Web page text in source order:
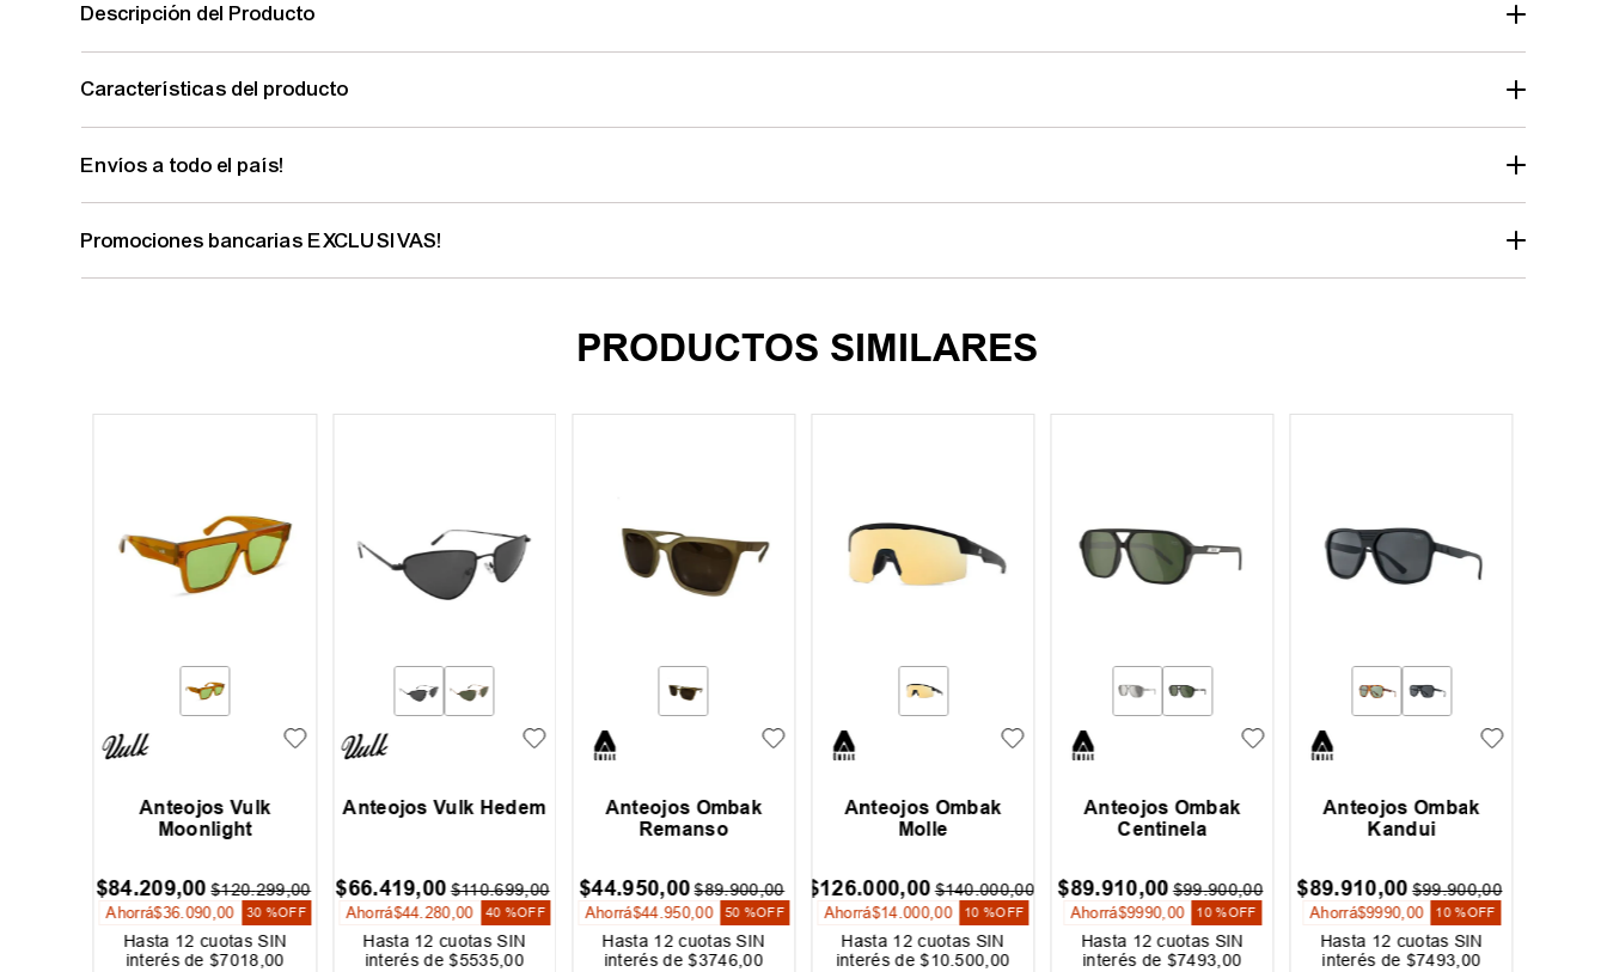
Descripción del Producto
Características del producto
Envíos a todo el país!
Promociones bancarias EXCLUSIVAS!
PRODUCTOS SIMILARES
Anteojos Vulk
Moonlight
$84.209,00 $120.299,00
Ahorrá$36.090 ,00 30 %OFF
Hasta 12 cuotas SIN
interés de$7018 ,00
Anteojos Vulk Hedem
$66.419,00 $110.699,00
Ahorrá$44.280 ,00 40 %OFF
Hasta 12 cuotas SIN
interés de$5535 ,00
Anteojos Ombak
Remanso
$44.950,00 $89.900,00
Ahorrá$44 .950,00 50 %OFF
Hasta 12 cuotas SIN
interés de$3746 ,00
Anteojos Ombak
Molle
$126.000,00 $140.000,00
Ahorrá$14 .000,00 10 %OFF
Hasta 12 cuotas SIN
interés de$10 .500 ,00
Anteojos Ombak
Centinela
$89.910,00 $99.900,00
Ahorrá$9990,00 10 %OFF
Hasta 12 cuotas SIN
interés de$7493 00
Anteojos Ombak
Kandui
$89.910,00 $99.900,00
Ahorrá$9990,00 10 %OFF
Hasta 12 cuotas SIN
interés de$7493 ,00